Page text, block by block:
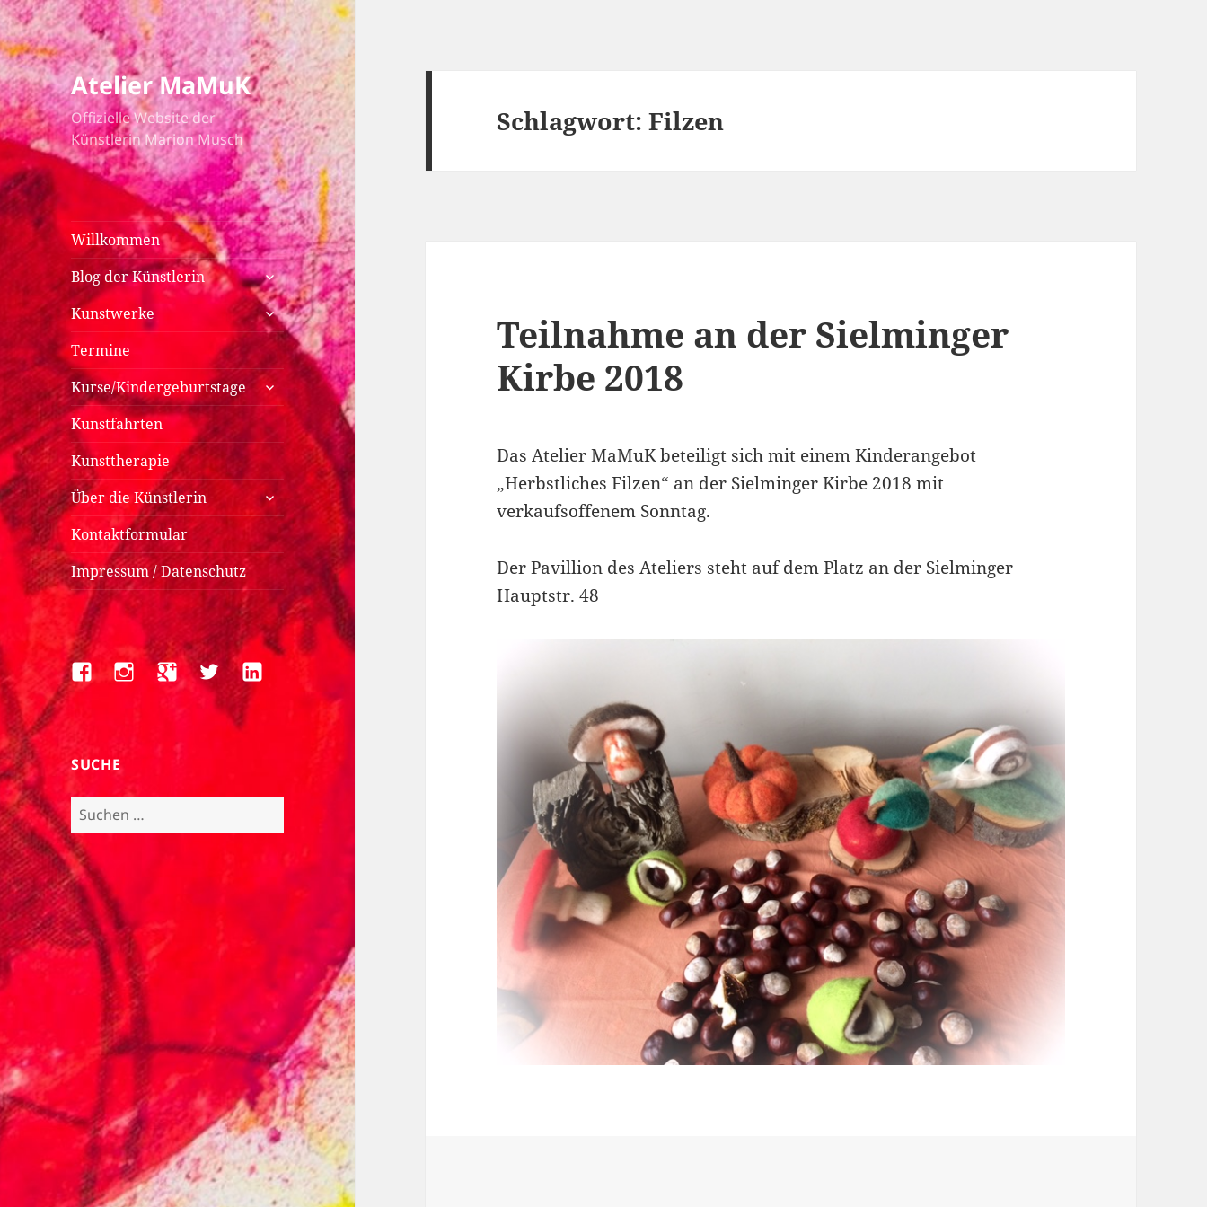
Atelier MaMuK
Offizielle Website der
Künstlerin Marion Musch
Willkommen
Blog der Künstlerin
untermenü
anzeigen
Kunstwerke
untermenü
anzeigen
Termine
Kurse/Kindergeburtstage untermenü
anzeigen
Kunstfahrten
Kunsttherapie
Über die Künstlerin
untermenü
anzeigen
Kontaktformular
Impressum / Datenschutz
FacebookInstagram
Google+TwitterLinkedIn
SUCHE
Suchen
nach:
Schlagwort:Filzen
Teilnahme an der Sielminger
Kirbe 2018
Das Atelier MaMuK beteiligt sich mit einem Kinderangebot
„Herbstliches Filzen“ an der Sielminger Kirbe 2018 mit
verkaufsoffenem Sonntag.
Der Pavillion des Ateliers steht auf dem Platz an der Sielminger
Hauptstr. 48